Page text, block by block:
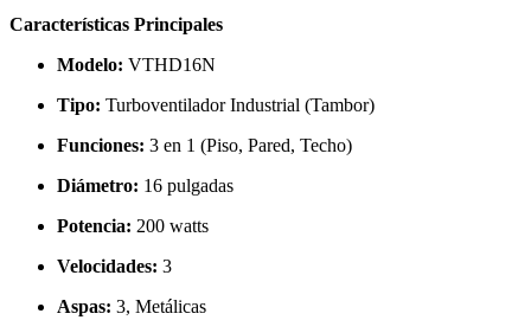
Características Principales
Modelo: VTHD16N
Tipo: Turboventilador Industrial (Tambor)
Funciones: 3 en 1 (Piso, Pared, Techo)
Diámetro: 16 pulgadas
Potencia: 200 watts
Velocidades: 3
Aspas: 3, Metálicas